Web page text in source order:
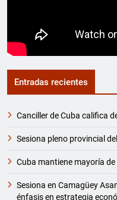
Entradas recientes
Canciller de Cuba califica
Sesiona pleno provincial
Cuba mantiene mayoría
Sesiona en Camagüey
énfasis en estrategia